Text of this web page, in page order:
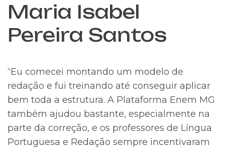
Maria Isabel
Pereira Santos
“Eu comecei montando um modelo de
redação e fui treinando até conseguir aplicar
bem toda a estrutura. A Plataforma Enem MG
também ajudou bastante, especialmente na
parte da correção, e os professores de Língua
Portuguesa e Redação sempre incentivaram